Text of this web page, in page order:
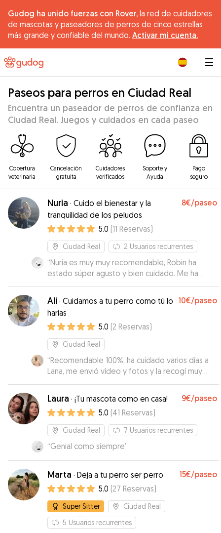
Gudog ha unido fuerzas con Rover, la red de cuidadores
de mascotas y paseadores de perros de cinco estrellas
más grande y confiable del mundo. Activar mi cuenta.
Paseos para perros en Ciudad Real
Encuentra un paseador de perros de confianza en
Ciudad Real. Juegos y cuidados en cada paseo
Cobertura
veterinaria
Cancelación
gratuita
Cuidadores
verificados
Soporte y
Ayuda
Pago
seguro
Nuria · Cuido el bienestar y la
tranquilidad de los peludos
8€/paseo
5.0 (11 Reservas)
Ciudad Real 2 Usuarios recurrentes
“Nuria es muy muy recomendable, Robin ha
estado súper agusto y bien cuidado. Me ha
enviado fotos y vídeos de él todo el finde, yo
he estado súper tranquila viéndolo tan feliz. Se
nota que Nuria es una amante de los animales y
lo ha tratado como si Robin fuera de ella, tanto
que cuándo he ido a recogerlo, no sé quería
venir a casa 😀 Así que si eres de Ciudad Real o
alrededores, no dudes en dejar a tu pelud@,
que es un miembro de la familia, con una
persona que sabes que va a estar muy bien
cuidado y consentido.”
Ali · Cuidamos a tu perro como tú lo
harías
10€/paseo
5.0 (2 Reservas)
Ciudad Real
“Recomendable 100%, ha cuidado varios días a
Lana, me envió vídeo y fotos y la recogí muy
bien”
Laura · ¡Tu mascota como en casa! 9€/paseo
5.0 (41 Reservas)
Ciudad Real 7 Usuarios recurrentes
“Genial como siempre”
Marta · Deja a tu perro ser perro 15€/paseo
5.0 (27 Reservas)
Super Sitter
Ciudad Real
5 Usuarios recurrentes